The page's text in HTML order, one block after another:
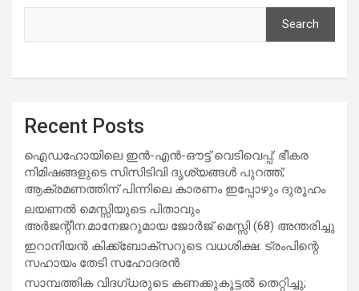
Search
Recent Posts
ഐഡഹോയിലെ ഇൻ-എൻ-ഔട്ട് വെടിവെപ്പ്: ഭീകര
നിമിഷങ്ങളുടെ സിസിടിവി ദൃശ്യങ്ങൾ പുറത്ത്;
ആക്രമണത്തിന് പിന്നിലെ കാരണം ഇപ്പോഴും ദുരൂഹം
ലയണൽ മെസ്സിയുടെ പിതാവും
അർജന്റീന:മാനേജറുമായ ജോർജ് മെസ്സി (68) അന്തരിച്ചു
ഇറാനിയൻ കിക്ക്ബോക്സറുടെ വധശിക്ഷ: ട്രംപിന്റെ
സഹായം തേടി സഹോദരൻ
സാമ്പത്തിക വിദഗ്ധരുടെ കണക്കുകൂട്ടൽ തെറ്റിച്ചു;